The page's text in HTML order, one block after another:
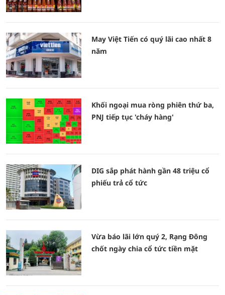
May Việt Tiến có quý lãi cao nhất 8
năm
Khối ngoại mua ròng phiên thứ ba,
PNJ tiếp tục 'cháy hàng'
DIG sắp phát hành gần 48 triệu cổ
phiếu trả cổ tức
Vừa báo lãi lớn quý 2, Rạng Đông
chốt ngày chia cổ tức tiền mặt